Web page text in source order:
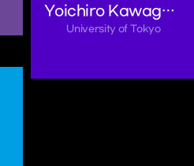
Yoichiro Kawaguchi
University of Tokyo